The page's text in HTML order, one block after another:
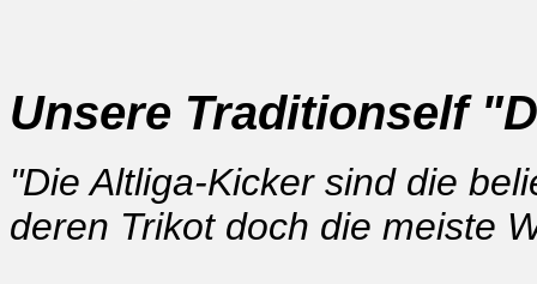
Unsere Traditionself
"Die Altliga-Kicker sind die
deren Trikot doch die meiste